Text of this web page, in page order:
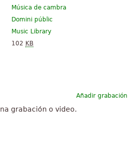
Música de cambra
Domini públic
Music Library
102 KB
Añadir grabación
grabación o video.